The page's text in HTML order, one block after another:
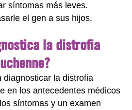
síntomas más leves.
el gen a sus hijos.
la distrofia
diagnosticar la distrofia
en los antecedentes médicos
síntomas y un examen